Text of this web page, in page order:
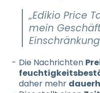
„Edikio Price
mein
Die Nachrichten
daher mehr